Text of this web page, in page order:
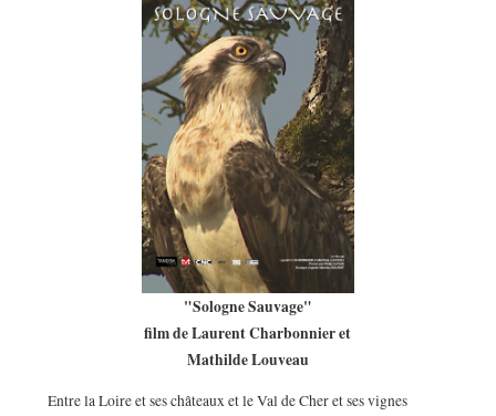
"Sologne Sauvage"
film de Laurent Charbonnier et
Mathilde Louveau
Entre la Loire et ses châteaux et le Val de Cher et ses vignes